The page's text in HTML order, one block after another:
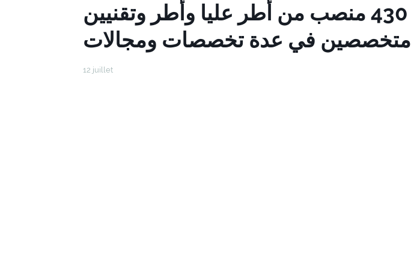
توظيف 430 منصب من أطر عليا وأطر وتقنيين
متخصصين في عدة تخصصات ومجالات
12 juillet